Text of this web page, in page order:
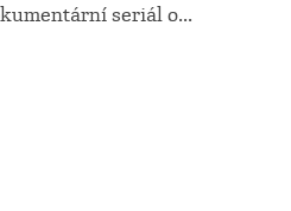
seriál o...